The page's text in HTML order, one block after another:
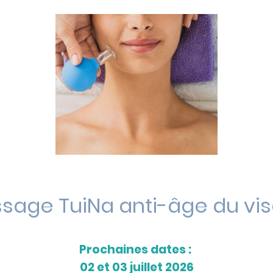
TuiNa anti-âge du
Prochaines dates :
02 et 03 juillet 2026